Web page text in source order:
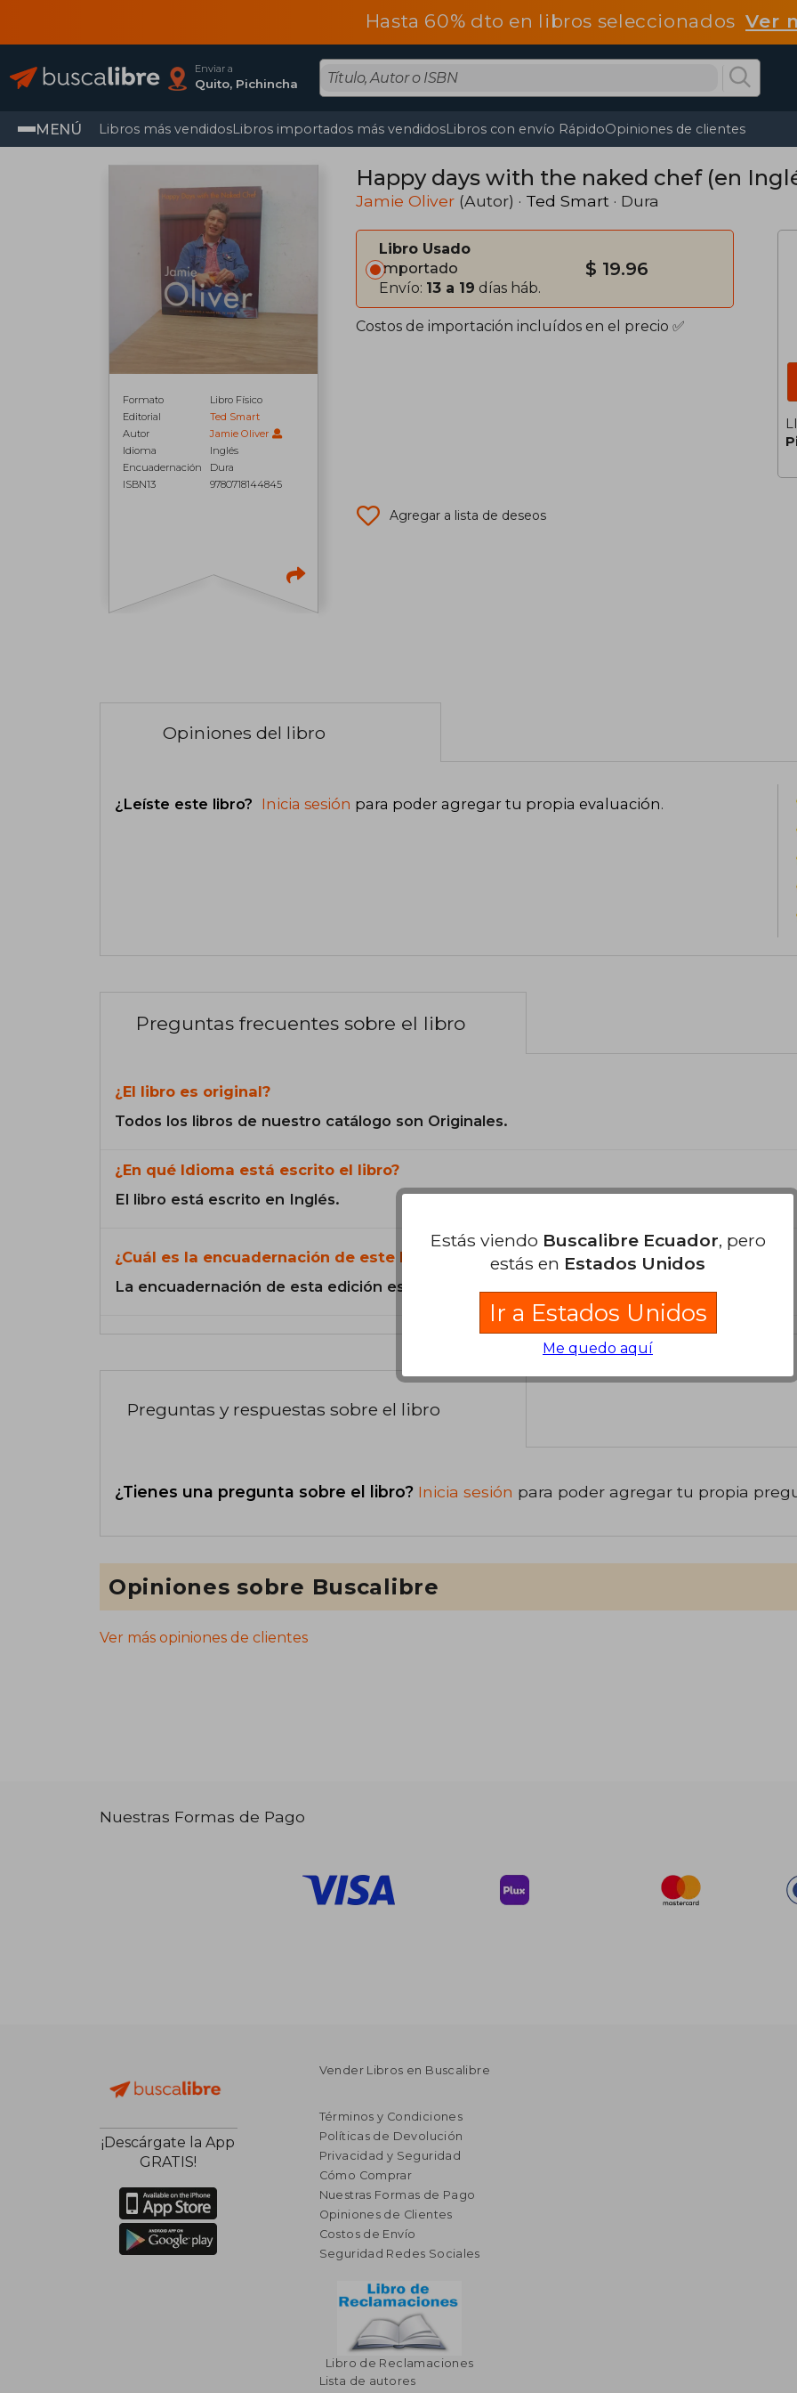
Hasta 60% dto en libros seleccionadosVer
Enviar a
Quito, Pichincha
MENÚ Libros más vendidosLibros importados más vendidosLibros con envío RápidoOpiniones de clientes
Formato
Libro Físico
Editorial
Ted Smart
Autor
Jamie Oliver
Idioma
Inglés
Encuadernación
Dura
ISBN13
9780718144845
Happy days with the naked chef (en
Jamie Oliver (Autor) · Ted Smart · Dura
Libro Usado
Importado
Envío: 13 a 19 días háb.
$ 19.96
Costos de importación incluídos en el precio ✅
Agregar a lista de deseos
Opiniones del libro
¿Leíste este libro? Inicia sesión para poder agregar tu propia evaluación.
Preguntas frecuentes sobre el libro
¿El libro es original?
Todos los libros de nuestro catálogo son Originales.
¿En qué Idioma está escrito el libro?
El libro está escrito en Inglés.
¿Cuál es la encuadernación de este libro?
La encuadernación de esta edición es Dura.
Preguntas y respuestas sobre el libro
¿Tienes una pregunta sobre el libro? Inicia sesión para poder agregar tu propia
Opiniones sobre Buscalibre
Ver más opiniones de clientes
Nuestras Formas de Pago
¡Descárgate la App
GRATIS!
Vender Libros en Buscalibre
Términos y Condiciones
Políticas de Devolución
Privacidad y Seguridad
Cómo Comprar
Nuestras Formas de Pago
Opiniones de Clientes
Costos de Envío
Seguridad Redes Sociales
Libro de Reclamaciones
Lista de autores
Estás viendo Buscalibre Ecuador, pero
estás en Estados Unidos
Ir a Estados Unidos
Me quedo aquí